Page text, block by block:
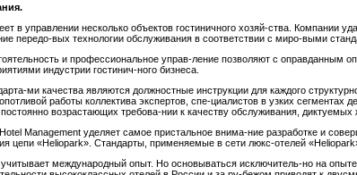
в управлении несколько объектов гостиничного хозяй-ства. Компании
передо-вых технологии обслуживания в соответствии с миро-выми
и профессиональное управ-ление позволяют с оправданным
индустрии гостинич-ного бизнеса.
ми качества являются должностные инструкции для каждого
работы коллектива экспертов, спе-циалистов в узких сегментах
возрастающих требова-нии к качеству обслуживания, диктуемых
Management уделяет самое пристальное внима-ние разработке и
цепи «Heliopark». Стандарты, применяемые в сети люкс-отелей
международный опыт. Но основываться исключитель-но на